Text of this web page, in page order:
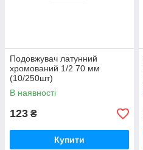
Подовжувач латунний
хромований 1/2 70 мм
(10/250шт)
В наявності
123 ₴
Купити